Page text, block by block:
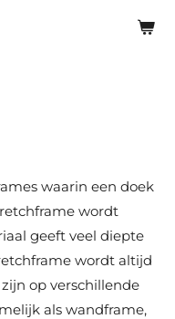
waarin een doek
wordt
geeft veel diepte
wordt altijd
op verschillende
als wandframe,